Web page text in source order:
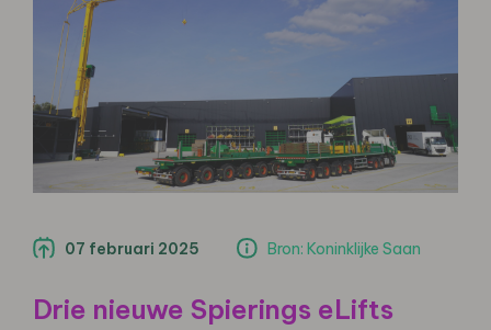
07 februari 2025 Bron: Koninklijke Saan
Drie nieuwe Spierings eLifts